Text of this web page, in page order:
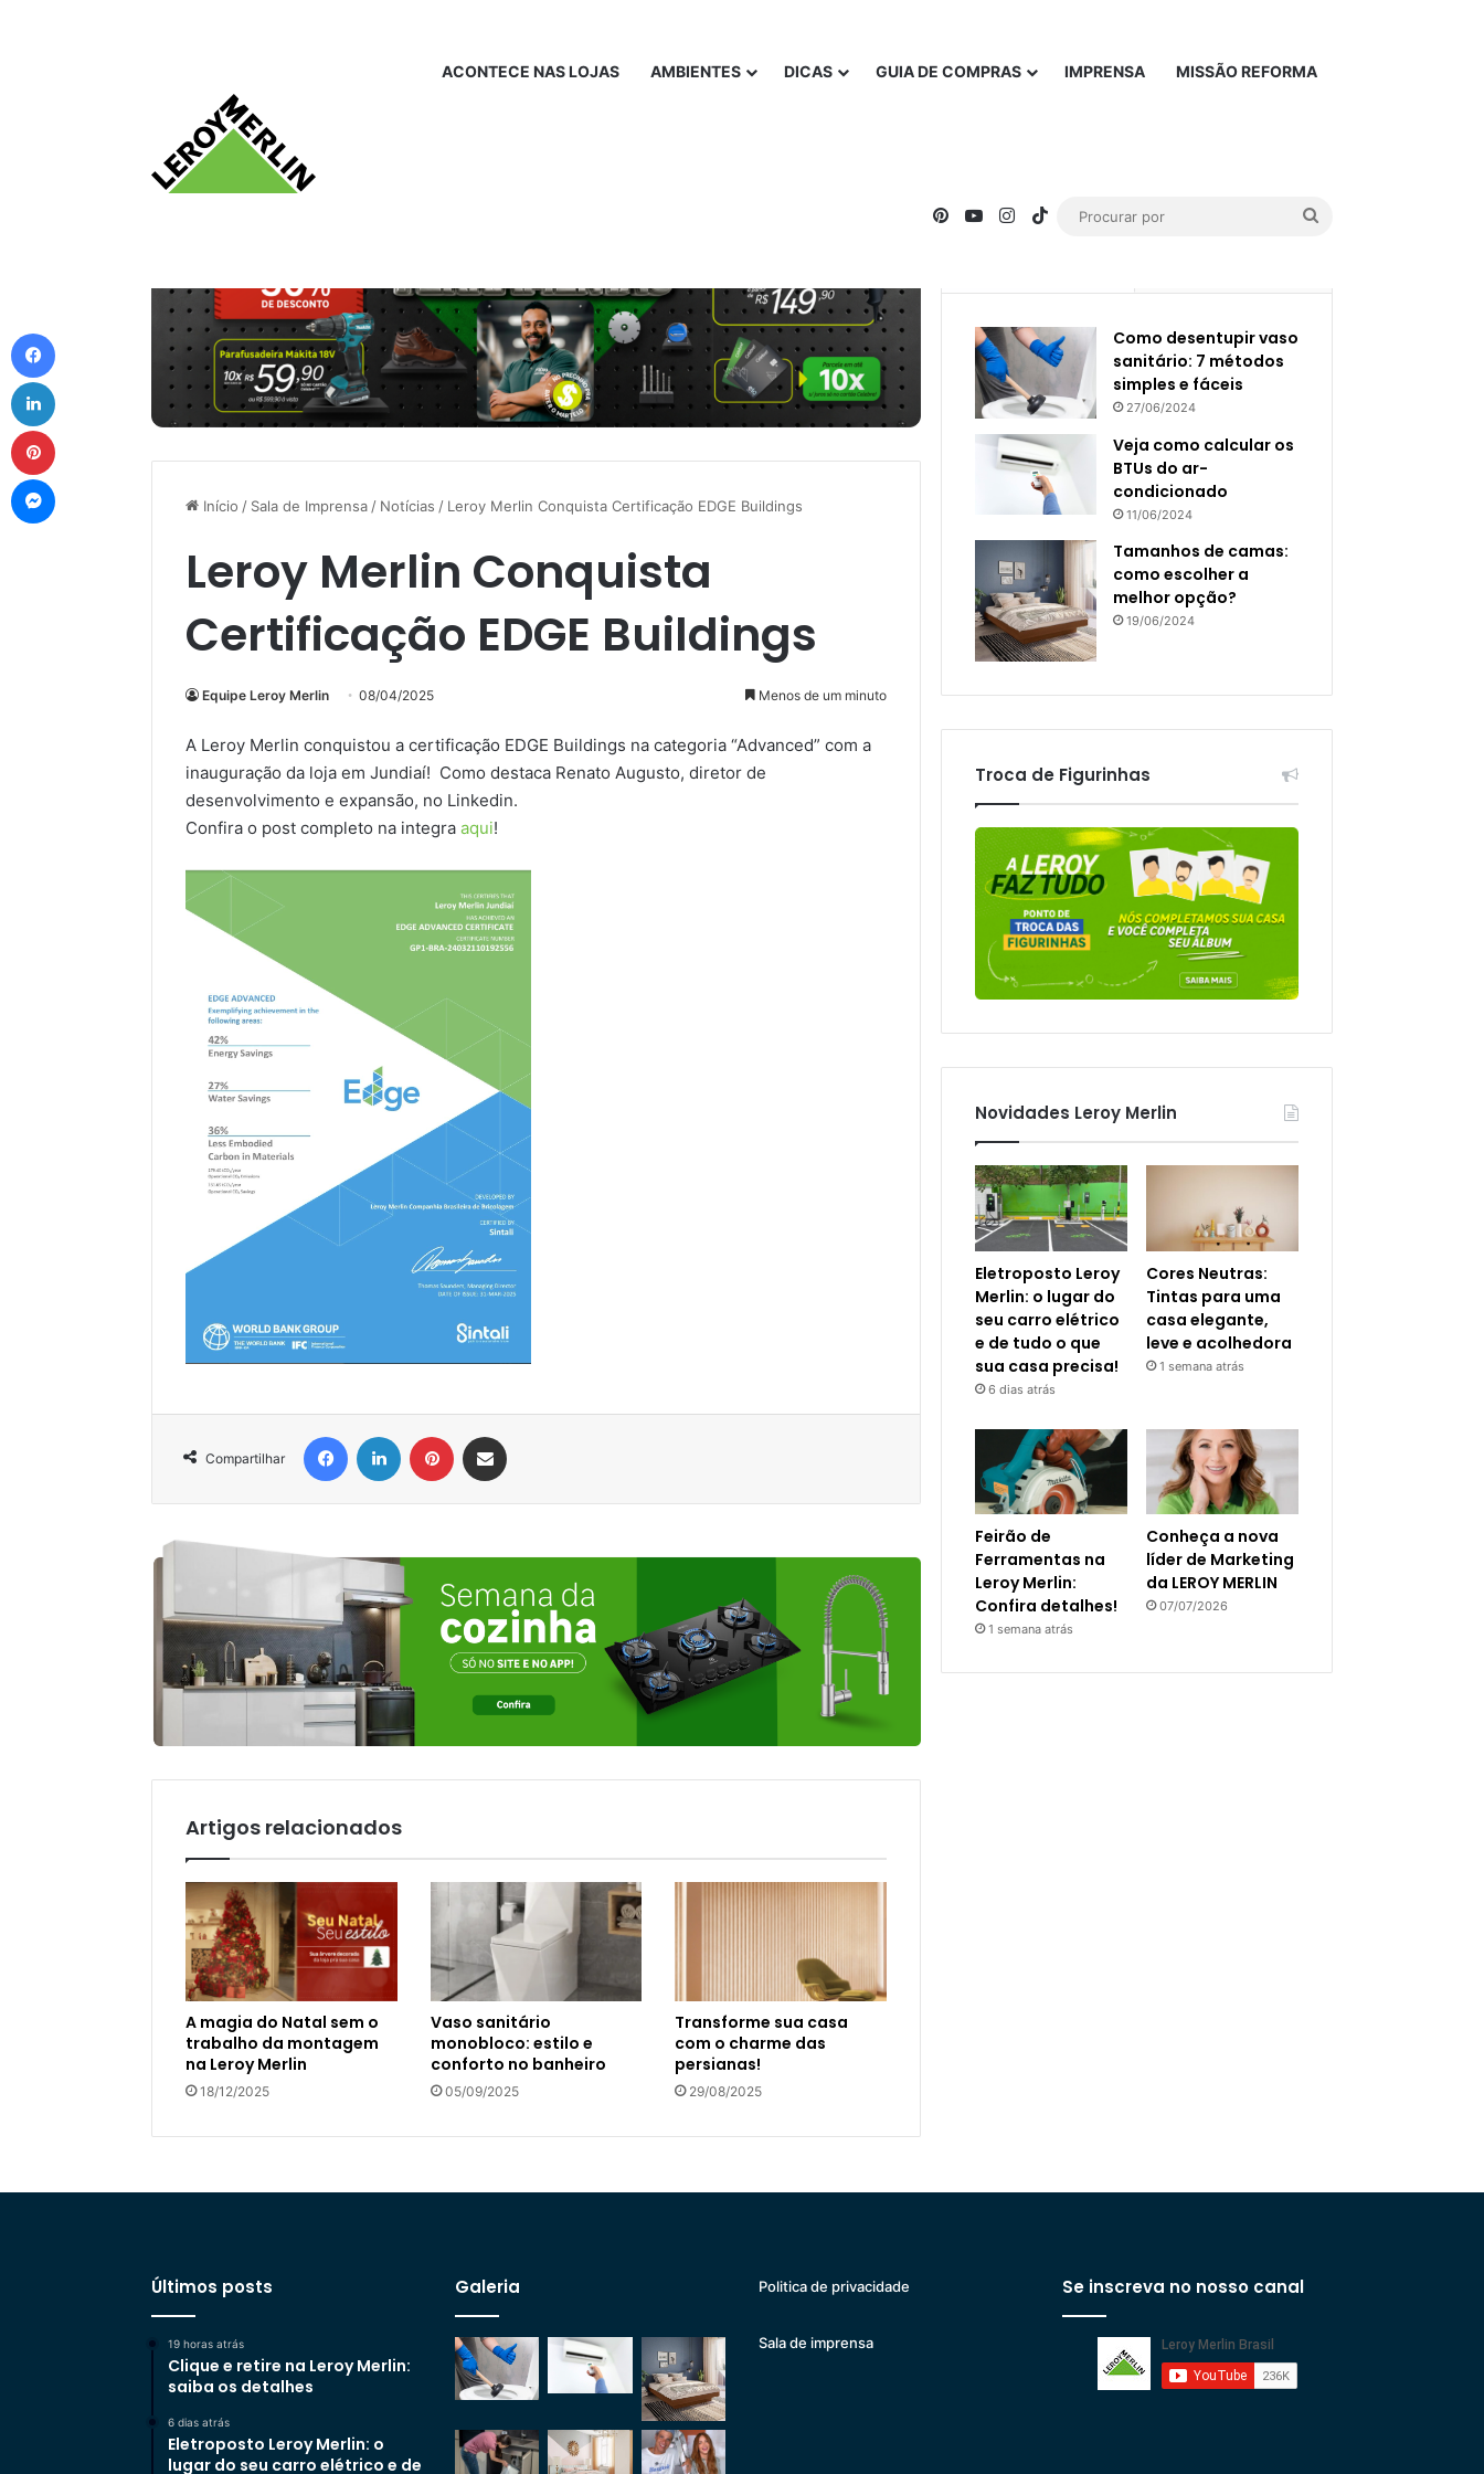
ACONTECE NAS LOJAS AMBIENTES DICAS GUIA DE COMPRAS IMPRENSA MISSÃO REFORMA
PinterestYouTubeInstagram
TikTok
Início / Sala de Imprensa / Notícias / Leroy Merlin Conquista Certificação EDGE Buildings
Leroy Merlin Conquista
Certificação EDGE Buildings
Equipe Leroy Merlin 08/04/2025 Menos de um minuto
A Leroy Merlin conquistou a certificação EDGE Buildings na categoria “Advanced” com a
inauguração da loja em Jundiaí! Como destaca Renato Augusto, diretor de
desenvolvimento e expansão, no Linkedin.
Confira o post completo na integra aqui!
Compartilhar
FacebookLinkedin Pinterest
Artigos relacionados
A magia do Natal sem o
trabalho da montagem
na Leroy Merlin
18/12/2025
Vaso sanitário
monobloco: estilo e
conforto no banheiro
05/09/2025
Transforme sua casa
com o charme das
persianas!
29/08/2025
Como desentupir vaso
sanitário: 7 métodos
simples e fáceis
27/06/2024
Veja como calcular os
BTUs do ar-
condicionado
11/06/2024
Tamanhos de camas:
como escolher a
melhor opção?
19/06/2024
Troca de Figurinhas
Novidades Leroy Merlin
Eletroposto Leroy
Merlin: o lugar do
seu carro elétrico
e de tudo o que
sua casa precisa!
6 dias atrás
Cores Neutras:
Tintas para uma
casa elegante,
leve e acolhedora
1 semana atrás
Feirão de
Ferramentas na
Leroy Merlin:
Confira detalhes!
1 semana atrás
Conheça a nova
líder de Marketing
da LEROY MERLIN
07/07/2026
Últimos posts
19 horas atrás
Clique e retire na Leroy Merlin:
saiba os detalhes
6 dias atrás
Eletroposto Leroy Merlin: o
lugar do seu carro elétrico e de
Galeria Politica de privacidade
Sala de imprensa
Se inscreva no nosso canal